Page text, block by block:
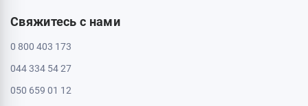
Свяжитесь с нами
0 800 403 173
044 334 54 27
050 659 01 12